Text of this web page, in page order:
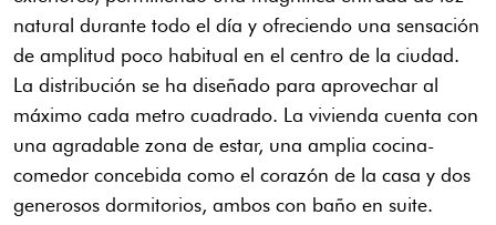
natural durante todo el día y ofreciendo una sensación
de amplitud poco habitual en el centro de la ciudad.
La distribución se ha diseñado para aprovechar al
máximo cada metro cuadrado. La vivienda cuenta con
una agradable zona de estar, una amplia cocina-
comedor concebida como el corazón de la casa y dos
generosos dormitorios, ambos con baño en suite.